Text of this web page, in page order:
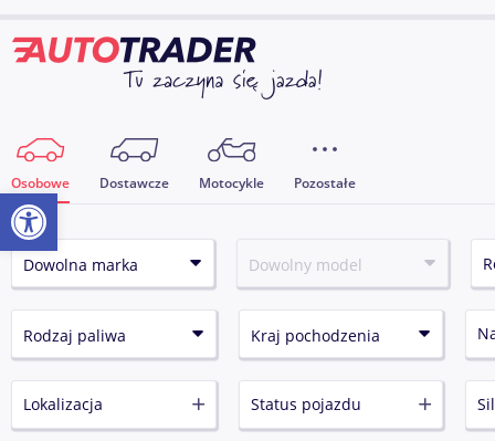
Osobowe Dostawcze Motocykle Pozostałe
Lokalizacja Status pojazdu
Otwórz pasek narzędzi